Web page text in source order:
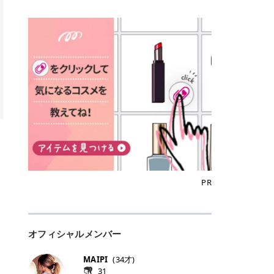
アとしても活用できます。 トナーパ
ッドの選び方 トナーパッドは、配合
成分やパッドの素材によって特徴が
異なります。 自分の肌悩みや理想の
仕上がりに合わせて選ぶことで、毎
日のスキンケアに取り入れやすくな
ります。 肌悩みに合わせて選ぶ パ
ッドの素材で選ぶ トナーパッドの使
い方 洗顔後すぐの清潔な肌に使用し
ます。 STEP1 エンボス面（凹凸
面）で顔全体をやさしく拭き取りま
す。 特に小鼻・あご・額など皮脂や
古い角質が気になる部分は丁寧にな
じませましょう。 STEP2 パッドを
裏返し、フラット面で顔全体をやさ
しく押さえながら化粧水をなじませ
キンケアを行います。 乾燥が気にな
パックとして使用するのもおすすめ
こからは、保湿ケアや肌荒れケア、
毛穴ケアなど目的別におすすめのト
するまでの期間や必要な施術回数が
大きな違いとして挙げられます！ 医
療脱毛は、医療機関（クリニックや
皮膚科など）だけで扱える高出力の
レーザーを使って、発毛組織にアプ
ローチする施術といわれています。
そのため、少ない回数で永久脱毛
（※）を目指すことができます。
（※永久脱毛とは一生毛が1本も生
えてこないという意味ではなく、ア
メリカの基準に基づき「長期間にわ
たって毛量が明らかに減少している
状態が維持されること」を指しま
のがメリットですが、毛根を破壊す
ます。 なお、医療脱毛は保険がきか
ない自由診療なので、クリニックに
います。だからこそ、しっかり比較
すい ラシャ メディオスターNeXT P
RO ジェントルYAGプロ 公式サイト
> ※医療脱毛は自由診療です。治療
には赤み、痒み、火傷、毛嚢炎、一
時的な硬毛化などのリスクが伴いま
す。 目次▼ 1. エミナルクリニック
の魅力とは？選ばれる3つの特徴 ・
最短6か月からの脱毛プランが選べ
る！ ・全国60院以上＆21時まで営
業！ ・痛みに配慮した医療脱毛器の
導入と肌トラブル対応 2. エミナル
クリニックの口コミ・評判 3. エミ
ナルクリニックの全身脱毛料金プラ
・追加費用がかからないシステム ・
リニックのお得な割引・キャンペー
で割引 ・ペア限定プラン｜家族や友
人と一緒にスタートできる ・他社か
ような血色感を演出するヌーディー
ピンク。 黄みと青みのバランスが良
く、自然になじむコーラル系カラー
です。 自然な血色感をプラスしてく
れるので、ナチュラルメイクとの相
性抜群。 可愛らしく、多幸感のある
印象に仕上がります。 ワインベリー
｜気品をまとうローズレッド 深みの
ある青みレッド。 大人っぽく華やか
な印象を与えるベリーカラーです。
ひと塗りで顔全体が華やかになり、
リップを主役にしたメイクが完成。
クールで上品な雰囲気を演出できま
ニュートラルな発色で、肌色を選び
落ち着いた印象に仕上がり、オン・
いめメイクにもカジュアルメイクに
もマッチします。 ラズベリーケーキ
ーグロスが広がり、ふっくらボリュ
フティングしたような、新しいリッ
プティンググロス💄 実際に使用した
方のクチコミ > 5 > プルプル > 唇に
塗るPDRNグロス > > AMUSE ジェ
ルフィットグロス > > ぷっくりツヤ
ツヤだけどベタっとした感じはなく
て使いやすいですね。プランピング
効果で少しスーッとします。ここは
好き嫌いがあるかもしれませんが慣
チップは片面がツルツル、片面がモ
ケモケになってます。 > > 桜グロス
【日本限定色】：上品なピンクベー
も上品で使いやすい色ですね。すも
いるので華やかそうに見えるけど、
> > スキンケア成分が配合されてい
て保湿もしっかりしてくれます。最
も、＠cosmeも、いつものコスメ購
入を“ちょっとお得”に変えられるの
が、トラミーリワードです✨ 今回
は、トラミーリワードの特徴や活用
方法、美容好きさんにおすすめな理
由を詳しくご紹介します！ トラミー
リワードとは？ 「トラミーリワー
ド」は、東証グロース上場企業であ
る株式会社アイズが運営する、安
心・安全なポイントサイト機能で
す。 トラミーリワードは、トラミー
会員向けのポイントサービスです。
対象ショップやサービスを利用する
ことでポイントを獲得でき、貯まっ
たポイントはAmazonギフト券やド
ットマネーなどに交換できます。 普
イ活初心者でも始めやすいのが魅力
段よく使っているコスメ通販サイト
けでポイントが貯まるのが大きな魅
力です✨ 例えば、、、 ・メガ割の
PR
オフィシャルメンバー
MAIPI (34才)
31